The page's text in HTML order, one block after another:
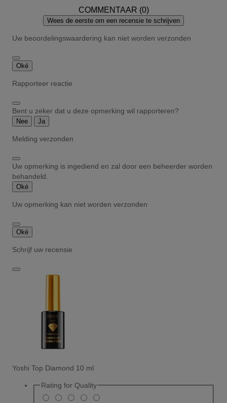
COMMENTAAR (0)
Wees de eerste om een recensie te schrijven
Uw beoordelingswaardering kan niet worden verzonden
Oké
Rapporteer reactie
Bent u zeker dat u deze opmerking wil rapporteren?
Nee Ja
Melding verzonden
Uw opmerking is ingediend en zal door een beheerder worden
behandeld.
Oké
Uw opmerking kan niet worden verzonden
Oké
Schrijf uw recensie
Yoshi Top Diamond 10 ml
Rating for Quality